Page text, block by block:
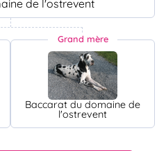
de l'ostrevent
Grand mère
Baccarat du domaine de
l'ostrevent